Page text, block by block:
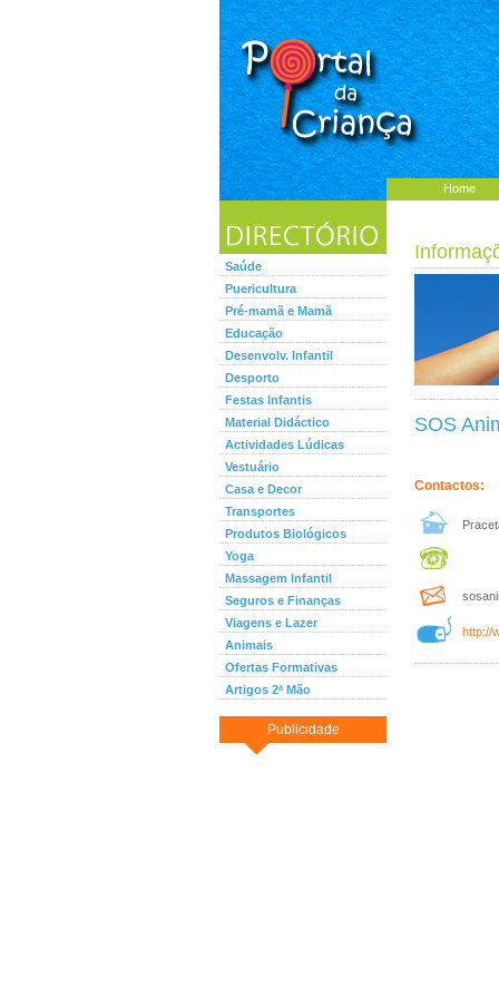
Home
Saúde
Puericultura
Pré-mamã e Mamã
Educação
Desenvolv. Infantil
Desporto
Festas Infantis
Material Didáctico
Actividades Lúdicas
Vestuário
Casa e Decor
Transportes
Produtos Biológicos
Yoga
Massagem Infantil
Seguros e Finanças
Viagens e Lazer
Animais
Ofertas Formativas
Artigos 2ª Mão
Publicidade
SOS
Contactos:
http://